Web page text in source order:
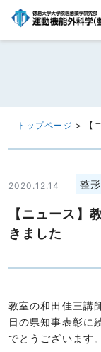
へ
プ
トップページ > 【
2020.12.14 整
【ニュース】
きました
教室の和田佳三講
日の県知事表彰に
でとうございます。